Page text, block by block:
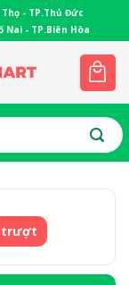
Thọ - TP.Thủ Đức
Nai - TP.Biên Hòa
trượt